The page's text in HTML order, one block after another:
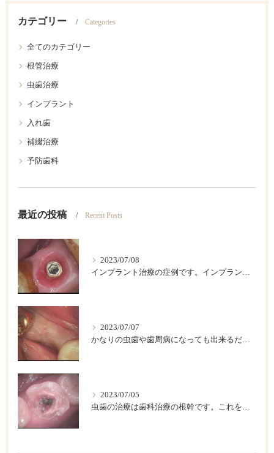
カテゴリー Categories
全てのカテゴリー
根管治療
虫歯治療
インプラント
入れ歯
補綴治療
予防歯科
最近の投稿 Recent Posts
2023/07/08
インプラント治療の症例です。インプラントは歯が欠損した後のベストの治療法です。
2023/07/07
かなりの虫歯や歯周病になっても出来るだけ歯は保存したいですが、歯をどうしても抜かなければならない場合があります。このような時に伝統的な入れ歯やブリッジなどによって欠損部を回復する方法がありますが、条件が合えば、インプラント治療が一番具合が良い治療法です。
2023/07/05
虫歯の治療は歯科治療の根幹です。これを精密にして歯の寿命を長くしましょう。